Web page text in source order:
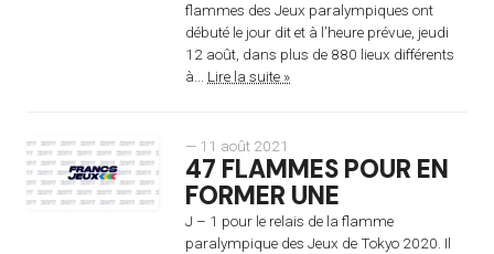
flammes des Jeux paralympiques ont
débuté le jour dit et à l’heure prévue, jeudi
12 août, dans plus de 880 lieux différents
à... Lire la suite »
— 11 août 2021
47 FLAMMES POUR EN
FORMER UNE
J – 1 pour le relais de la flamme
paralympique des Jeux de Tokyo 2020. Il